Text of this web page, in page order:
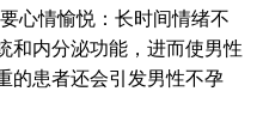
心情愉悦：长时间情绪不
和内分泌功能，进而使男性
的患者还会引发男性不孕